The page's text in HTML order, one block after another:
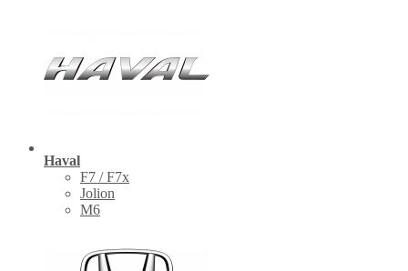
Haval
F7 / F7x
Jolion
M6